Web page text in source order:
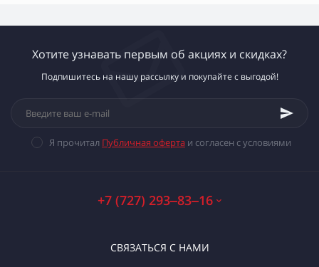
Хотите узнавать первым об акциях и скидках?
Подпишитесь на нашу рассылку и покупайте с выгодой!
Я прочитал Публичная оферта и согласен с условиями
+7 (727) 293‒83‒16
СВЯЗАТЬСЯ С НАМИ